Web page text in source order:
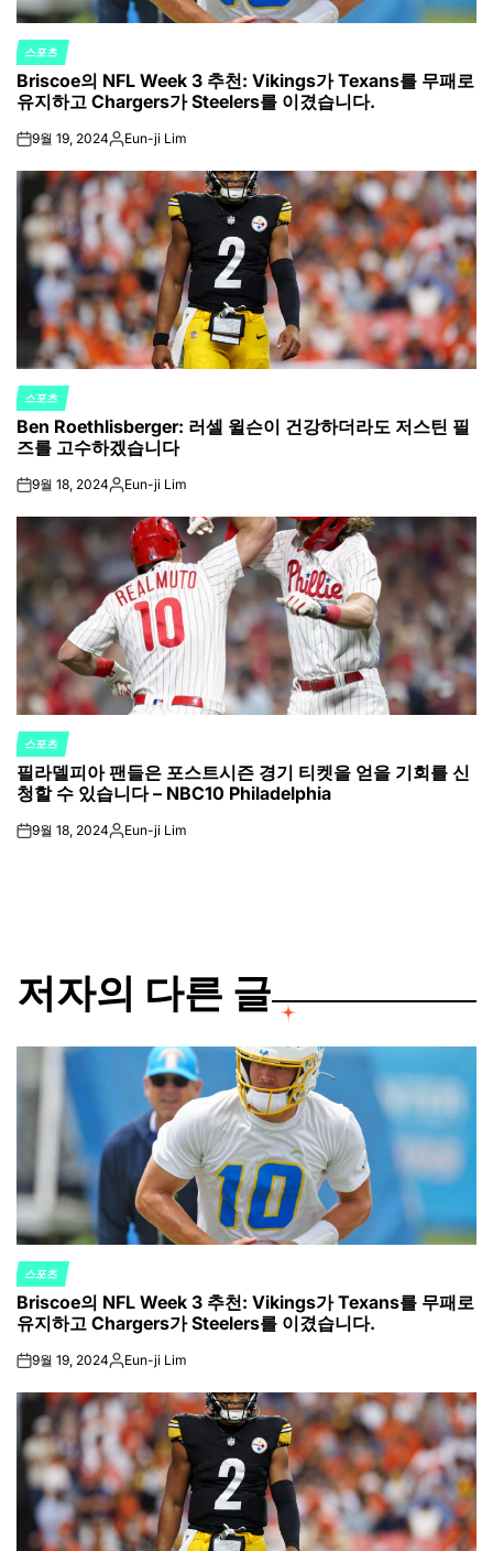
POSTED
IN
스포츠
Briscoe의 NFL Week 3 추천: Vikings가 Texans를 무패로
유지하고 Chargers가 Steelers를 이겼습니다.
on9월 19, 2024Posted
Eun-ji Lim
POSTED
IN
스포츠
Ben Roethlisberger: 러셀 윌슨이 건강하더라도 저스틴 필
즈를 고수하겠습니다
on9월 18, 2024Posted
Eun-ji Lim
POSTED
IN
스포츠
필라델피아 팬들은 포스트시즌 경기 티켓을 얻을 기회를 신
청할 수 있습니다 – NBC10 Philadelphia
on9월 18, 2024Posted
Eun-ji Lim
저자의 다른 글
POSTED
IN
스포츠
Briscoe의 NFL Week 3 추천: Vikings가 Texans를 무패로
유지하고 Chargers가 Steelers를 이겼습니다.
on9월 19, 2024Posted
Eun-ji Lim